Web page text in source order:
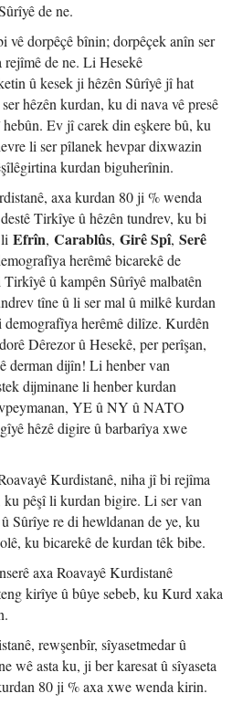
de ne.
dorpêçê bînin; dorpêçek anîn ser
rejîmê de ne. Li Hesekê
û kesek ji hêzên Sûrîyê jî hat
hêzên kurdan, ku di nava vê presê
Ev jî carek din eşkere bû, ku
li ser pîlanek hevpar dixwazin
kurdan biguherînin.
axa kurdan 80 ji % wenda
Tirkîye û hêzên tundrev, ku bi
Efrîn, Carablûs, Girê Spî, Serê
herêmê bicarekê de
û kampên Sûrîyê malbatên
tîne û li ser mal û milkê kurdan
herêmê dilîze. Kurdên
Dêrezor û Hesekê, per perîşan,
derman dijîn! Li henber van
dijminane li henber kurdan
YE û NY û NATO
hêzê digire û barbarîya xwe
Kurdistanê, niha jî bi rejîma
ku pêşî li kurdan bigire. Li ser van
Sûrîye re di hewldanan de ye, ku
ku bicarekê de kurdan têk bibe.
axa Roavayê Kurdistanê
kirîye û bûye sebeb, ku Kurd xaka
rewşenbîr, sîyasetmedar û
wê asta ku, ji ber karesat û sîyaseta
80 ji % axa xwe wenda kirin.